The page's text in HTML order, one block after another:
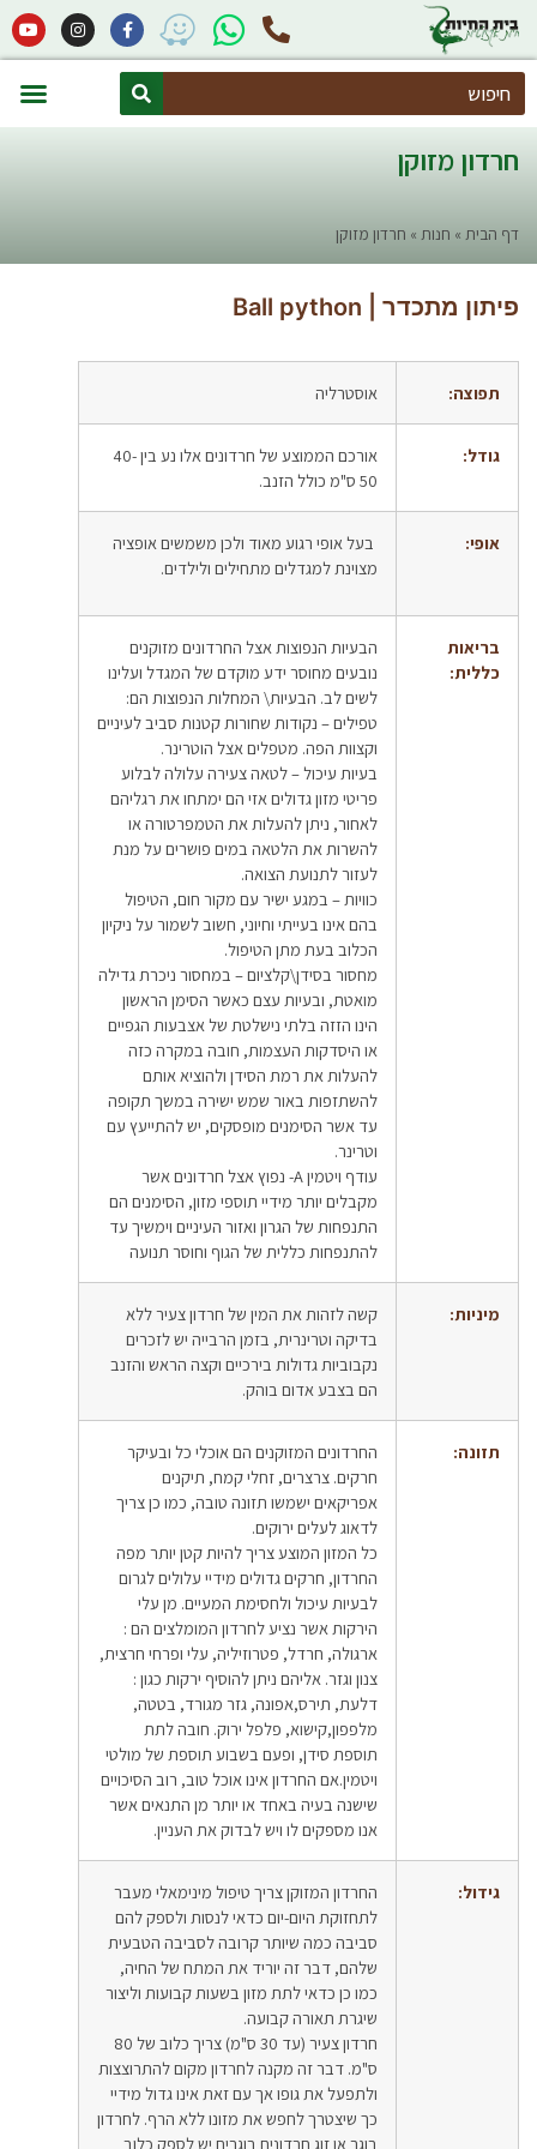
Search
חרדון מזוקן
דף הבית » חנות » חרדון מזוקן
פיתון מתכדר | Ball python
תפוצה: אוסטרליה
גודל:
אורכם הממוצע של חרדונים אלו נע בין 40-
50 ס"מ כולל הזנב.
אופי:
בעל אופי רגוע מאוד ולכן משמשים אופציה
מצוינת למגדלים מתחילים ולילדים.
בריאות
כללית:
הבעיות הנפוצות אצל החרדונים מזוקנים
נובעים מחוסר ידע מוקדם של המגדל ועלינו
לשים לב. הבעיות\ המחלות הנפוצות הם:
טפילים – נקודות שחורות קטנות סביב לעיניים
וקצוות הפה. מטפלים אצל הוטרינר.
בעיות עיכול – לטאה צעירה עלולה לבלוע
פריטי מזון גדולים אזי הם ימתחו את רגליהם
לאחור, ניתן להעלות את הטמפרטורה או
להשרות את הלטאה במים פושרים על מנת
לעזור לתנועת הצואה.
כוויות – במגע ישיר עם מקור חום, הטיפול
בהם אינו בעייתי וחיוני, חשוב לשמור על ניקיון
הכלוב בעת מתן הטיפול.
מחסור בסידן\קלציום – במחסור ניכרת גדילה
מואטת, ובעיות עצם כאשר הסימן הראשון
הינו הזזה בלתי נישלטת של אצבעות הגפיים
או היסדקות העצמות, חובה במקרה כזה
להעלות את רמת הסידן ולהוציא אותם
להשתזפות באור שמש ישירה במשך תקופה
עד אשר הסימנים מופסקים, יש להתייעץ עם
וטרינר.
עודף ויטמין A- נפוץ אצל חרדונים אשר
מקבלים יותר מידיי תוספי מזון, הסימנים הם
התנפחות של הגרון ואזור העיניים וימשיך עד
להתנפחות כללית של הגוף וחוסר תנועה
מיניות:
קשה לזהות את המין של חרדון צעיר ללא
בדיקה וטרינרית, בזמן הרבייה יש לזכרים
נקבוביות גדולות בירכיים וקצה הראש והזנב
הם בצבע אדום בוהק.
תזונה:
החרדונים המזוקנים הם אוכלי כל ובעיקר
חרקים. צרצרים, זחלי קמח, תיקנים
אפריקאים ישמשו תזונה טובה, כמו כן צריך
לדאוג לעלים ירוקים.
כל המזון המוצע צריך להיות קטן יותר מפה
החרדון, חרקים גדולים מידיי עלולים לגרום
לבעיות עיכול ולחסימת המעיים. מן עלי
הירקות אשר נציע לחרדון המומלצים הם :
ארגולה, חרדל, פטרוזיליה, עלי ופרחי חרצית,
צנון וגזר. אליהם ניתן להוסיף ירקות כגון :
דלעת, תירס,אפונה, גזר מגורד, בטטה,
מלפפון,קישוא, פלפל ירוק. חובה לתת
תוספת סידן, ופעם בשבוע תוספת של מולטי
ויטמין.אם החרדון אינו אוכל טוב, רוב הסיכויים
שישנה בעיה באחד או יותר מן התנאים אשר
אנו מספקים לו ויש לבדוק את העניין.
גידול:
החרדון המזוקן צריך טיפול מינימאלי מעבר
לתחזוקת היום-יום כדאי לנסות ולספק להם
סביבה כמה שיותר קרובה לסביבה הטבעית
שלהם, דבר זה יוריד את המתח של החיה,
כמו כן כדאי לתת מזון בשעות קבועות וליצור
שיגרת תאורה קבועה.
חרדון צעיר (עד 30 ס"מ) צריך כלוב של 80
ס"מ. דבר זה מקנה לחרדון מקום להתרוצצות
ולתפעל את גופו אך עם זאת אינו גדול מידיי
כך שיצטרך לחפש את מזונו ללא הרף. לחרדון
בוגר או זוג חרדונים בוגרים יש לספק כלוב